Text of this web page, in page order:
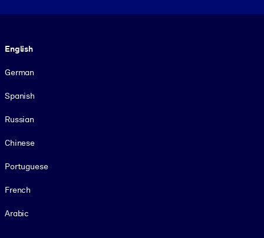
English
German
Spanish
Russian
Chinese
Portuguese
French
Arabic